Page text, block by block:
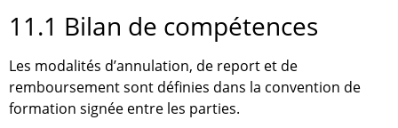
11.1 Bilan de compétences
Les modalités d’annulation, de report et de
remboursement sont définies dans la convention de
formation signée entre les parties.